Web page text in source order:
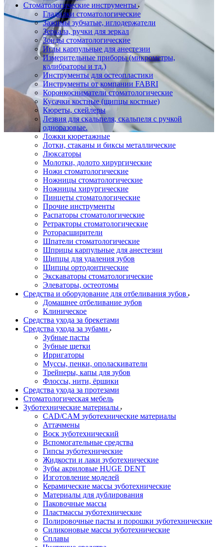
Стоматологические инструменты
Гладилки стоматологические
Зажимы зубчатые, иглодержатели
Зеркала, ручки для зеркал
Зонды стоматологические
Иглы карпульные для анестезии
Измерительные приборы (микрометры,
калибраторы и тд.)
Инструменты для остеопластики
Инструменты от компании FABRI
Коронкосниматели стоматологические
Кусачки костные (щипцы костные)
Кюреты, скейлеры
Лезвия для скальпеля, скальпеля с ручкой
одноразовые.
Ложки кюретажные
Лотки, стаканы и биксы металлические
Люксаторы
Молотки, долото хирургические
Ножи стоматологические
Ножницы стоматологические
Ножницы хирургические
Пинцеты стоматологические
Прочие инструменты
Распаторы стоматологические
Ретракторы стоматологические
Роторасширители
Шпатели стоматологические
Шприцы карпульные для анестезии
Щипцы для удаления зубов
Щипцы ортодонтические
Экскаваторы стоматологические
Элеваторы, остеотомы
Средства и оборудование для отбеливания зубов
Домашнее отбеливание зубов
Клиническое
Средства ухода за брекетами
Средства ухода за зубами
Зубные пасты
Зубные щетки
Ирригаторы
Муссы, пенки, ополаскиватели
Трейнеры, капы для зубов
Флоссы, нити, ёршики
Средства ухода за протезами
Стоматологическая мебель
Зуботехнические материалы
CAD/CAM зуботехнические материалы
Аттачмены
Воск зуботехнический
Вспомогательные средства
Гипсы зуботехнические
Жидкости и лаки зуботехнические
Зубы акриловые HUGE DENT
Изготовление моделей
Керамические массы зуботехнические
Материалы для дублирования
Паковочные массы
Пластмассы зуботехнические
Полировочные пасты и порошки зуботехнические
Силиконовые массы зуботехнические
Сплавы